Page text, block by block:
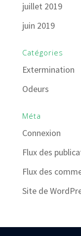
juillet 2019
juin 2019
Catégories
Extermination
Odeurs
Méta
Connexion
Flux des
Flux des
Site de